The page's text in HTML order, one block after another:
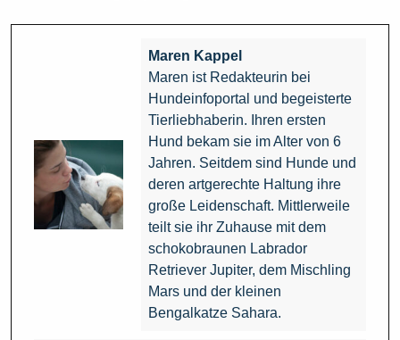
Maren Kappel
Maren ist Redakteurin bei
Hundeinfoportal und begeisterte
Tierliebhaberin. Ihren ersten
Hund bekam sie im Alter von 6
Jahren. Seitdem sind Hunde und
deren artgerechte Haltung ihre
große Leidenschaft. Mittlerweile
teilt sie ihr Zuhause mit dem
schokobraunen Labrador
Retriever Jupiter, dem Mischling
Mars und der kleinen
Bengalkatze Sahara.